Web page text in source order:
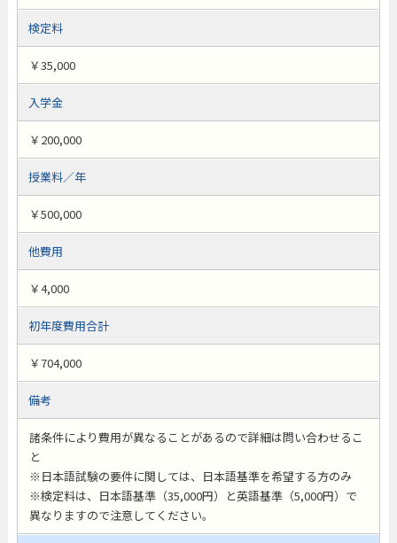
検定料
￥35,000
入学金
￥200,000
授業料／年
￥500,000
他費用
￥4,000
初年度費用合計
￥704,000
備考
諸条件により費用が異なることがあるので詳細は問い合わせるこ
と
※日本語試験の要件に関しては、日本語基準を希望する方のみ
※検定料は、日本語基準（35,000円）と英語基準（5,000円）で
異なりますので注意してください。